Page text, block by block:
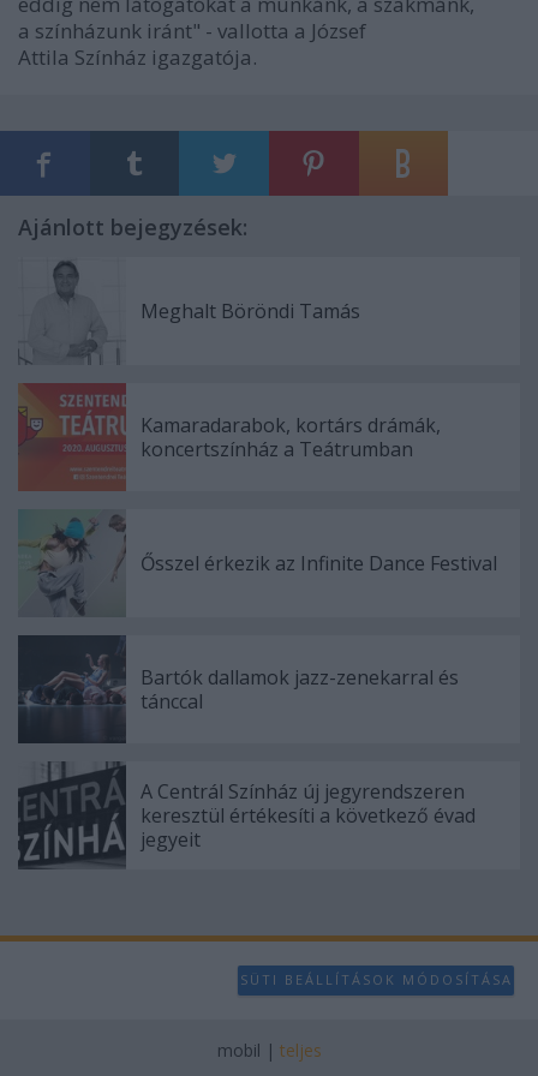
a színházunk iránt" - vallotta a József
Attila Színház igazgatója.
Ajánlott bejegyzések:
Meghalt Böröndi Tamás
Kamaradarabok, kortárs drámák,
koncertszínház a Teátrumban
Ősszel érkezik az Infinite Dance Festival
Bartók dallamok jazz-zenekarral és
tánccal
A Centrál Színház új jegyrendszeren
keresztül értékesíti a következő évad
jegyeit
SÜTI BEÁLLÍTÁSOK MÓDOSÍTÁSA
mobil | teljes